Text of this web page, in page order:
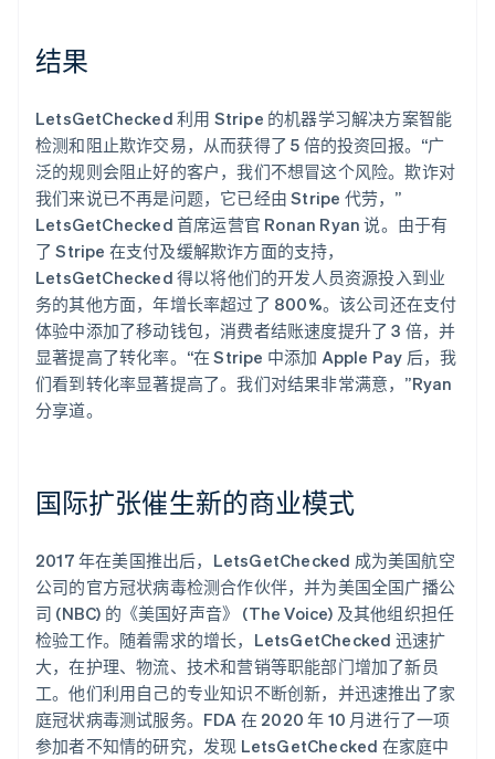
结果
LetsGetChecked 利用 Stripe 的机器学习解决方案智能
检测和阻止欺诈交易，从而获得了 5 倍的投资回报。“广
泛的规则会阻止好的客户，我们不想冒这个风险。欺诈对
我们来说已不再是问题，它已经由 Stripe 代劳，”
LetsGetChecked 首席运营官 Ronan Ryan 说。由于有
了 Stripe 在支付及缓解欺诈方面的支持，
LetsGetChecked 得以将他们的开发人员资源投入到业
务的其他方面，年增长率超过了 800%。该公司还在支付
体验中添加了移动钱包，消费者结账速度提升了 3 倍，并
显著提高了转化率。“在 Stripe 中添加 Apple Pay 后，我
们看到转化率显著提高了。我们对结果非常满意，”Ryan
分享道。
国际扩张催生新的商业模式
2017 年在美国推出后，LetsGetChecked 成为美国航空
公司的官方冠状病毒检测合作伙伴，并为美国全国广播公
司 (NBC) 的《美国好声音》 (The Voice) 及其他组织担任
检验工作。随着需求的增长，LetsGetChecked 迅速扩
大，在护理、物流、技术和营销等职能部门增加了新员
工。他们利用自己的专业知识不断创新，并迅速推出了家
庭冠状病毒测试服务。FDA 在 2020 年 10 月进行了一项
参加者不知情的研究，发现 LetsGetChecked 在家庭中